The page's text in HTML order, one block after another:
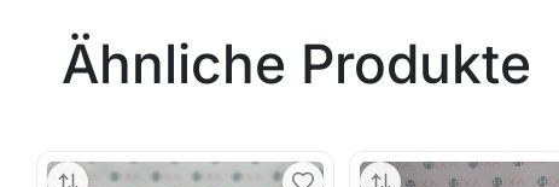
Ähnliche Produkte